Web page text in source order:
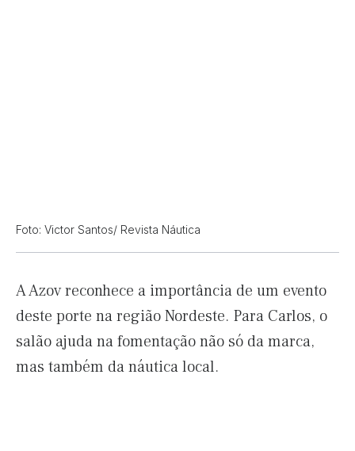
Foto: Victor Santos/ Revista Náutica
A Azov reconhece a importância de um evento
deste porte na região Nordeste. Para Carlos, o
salão ajuda na fomentação não só da marca,
mas também da náutica local.